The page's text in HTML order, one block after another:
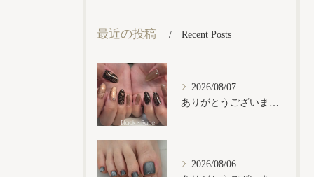
最近の投稿 Recent Posts
2026/08/07
2026/08/06